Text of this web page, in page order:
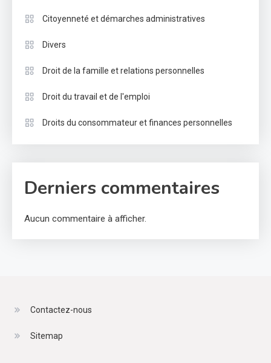
Citoyenneté et démarches administratives
Divers
Droit de la famille et relations personnelles
Droit du travail et de l'emploi
Droits du consommateur et finances personnelles
Derniers commentaires
Aucun commentaire à afficher.
Contactez-nous
Sitemap